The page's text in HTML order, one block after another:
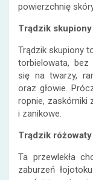
powierzchnię
Trądzik skupiony
Trądzik skupiony
torbielowata, bez
się na twarzy,
oraz głowie.
ropnie, zaskórniki
i zanikowe.
Trądzik różowaty
Ta przewlekła
zaburzeń